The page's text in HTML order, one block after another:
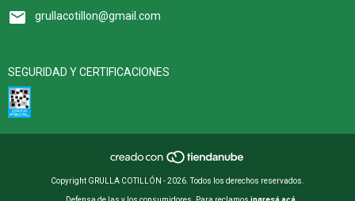
grullacotillon@gmail.com
SEGURIDAD Y CERTIFICACIONES
Copyright GRULLA COTILLÓN - 2026. Todos los derechos reservados.